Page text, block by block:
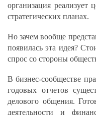
организация
стратегических планах.
Но зачем вообще
появилась эта идея?
спрос со стороны
В бизнес-сообществе
годовых отчетов
делового общения.
деятельности и